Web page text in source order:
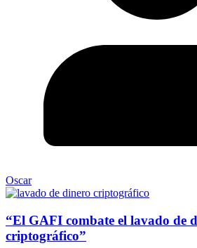
Oscar
“El GAFI combate el lavado de
criptográfico”